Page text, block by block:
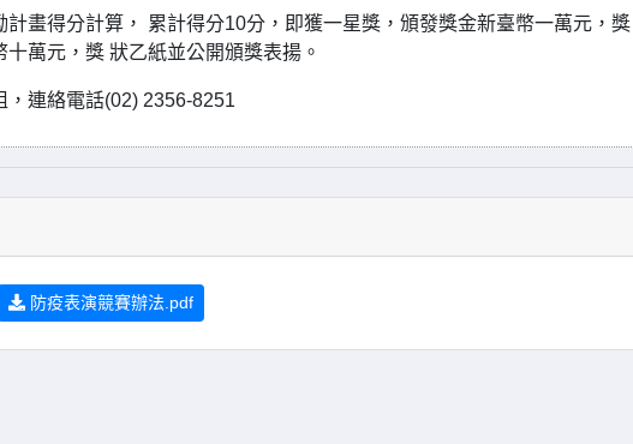
畫得分計算， 累計得分10分，即獲一星獎，頒發獎金新臺幣一萬元，獎
萬元，獎 狀乙紙並公開頒獎表揚。
連絡電話(02) 2356-8251
防疫表演競賽辦法.pdf